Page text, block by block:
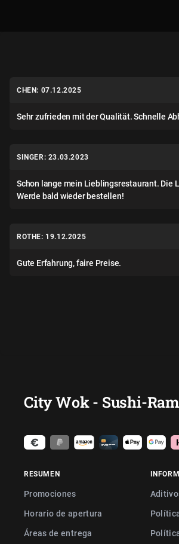
CHEN: 07.12.2025
Sehr zufrieden mit der Qualität. Schnelle
SINGER: 23.03.2023
Schon lange mein Lieblingsrestaurant. Die
Werde bald wieder bestellen!
ROTHE: 19.12.2025
Gute Erfahrung, faire Preise.
City Wok - Sushi-
RESUMEN
Promociones
Horario de apertura
Áreas de entrega